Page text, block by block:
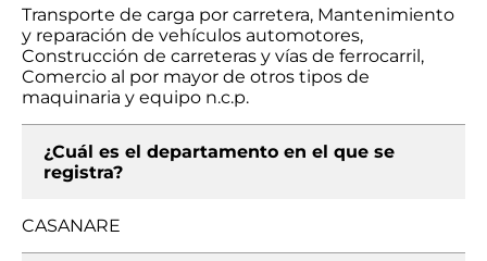
Transporte de carga por carretera, Mantenimiento
y reparación de vehículos automotores,
Construcción de carreteras y vías de ferrocarril,
Comercio al por mayor de otros tipos de
maquinaria y equipo n.c.p.
¿Cuál es el departamento en el que se
registra?
CASANARE